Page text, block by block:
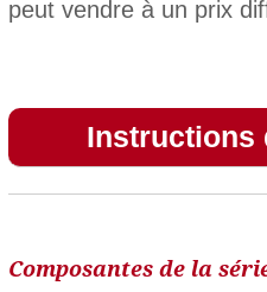
peut vendre à un prix
Instructions
Composantes de la